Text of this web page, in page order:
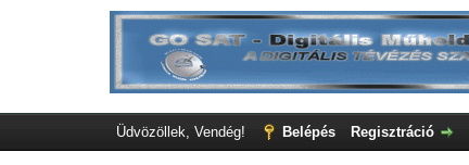
Üdvözöllek, Vendég! Belépés Regisztráció